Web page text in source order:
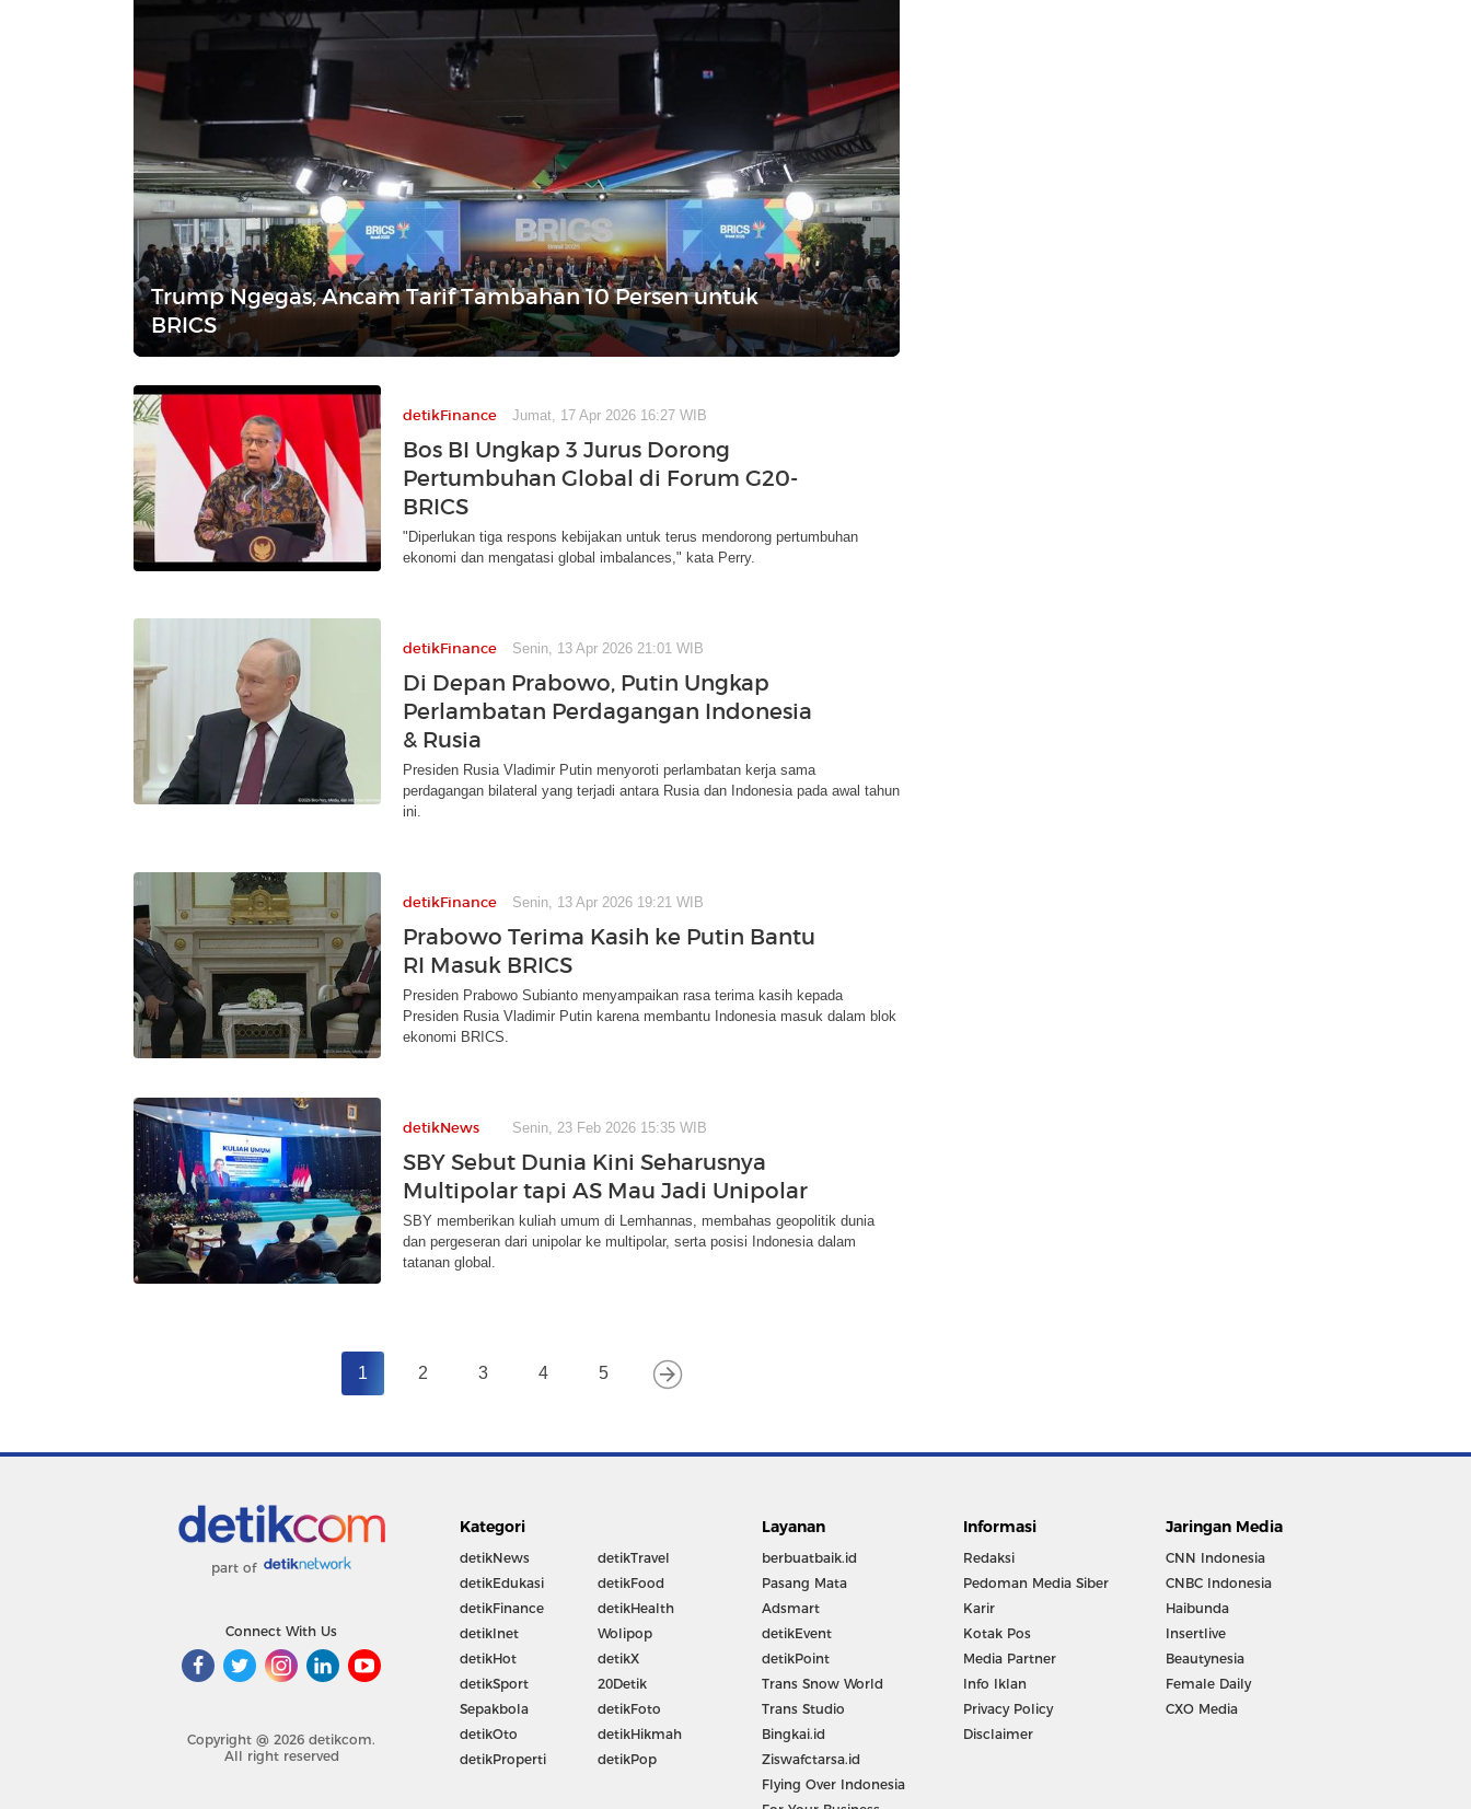
Trump Ngegas, Ancam Tarif Tambahan 10 Persen untuk
BRICS
detikFinance Jumat, 17 Apr 2026 16:27 WIB
Bos BI Ungkap 3 Jurus Dorong
Pertumbuhan Global di Forum G20-
BRICS
"Diperlukan tiga respons kebijakan untuk terus mendorong pertumbuhan
ekonomi dan mengatasi global imbalances," kata Perry.
detikFinance Senin, 13 Apr 2026 21:01 WIB
Di Depan Prabowo, Putin Ungkap
Perlambatan Perdagangan Indonesia
& Rusia
Presiden Rusia Vladimir Putin menyoroti perlambatan kerja sama
perdagangan bilateral yang terjadi antara Rusia dan Indonesia pada awal tahun
ini.
detikFinance Senin, 13 Apr 2026 19:21 WIB
Prabowo Terima Kasih ke Putin Bantu
RI Masuk BRICS
Presiden Prabowo Subianto menyampaikan rasa terima kasih kepada
Presiden Rusia Vladimir Putin karena membantu Indonesia masuk dalam blok
ekonomi BRICS.
detikNews Senin, 23 Feb 2026 15:35 WIB
SBY Sebut Dunia Kini Seharusnya
Multipolar tapi AS Mau Jadi Unipolar
SBY memberikan kuliah umum di Lemhannas, membahas geopolitik dunia
dan pergeseran dari unipolar ke multipolar, serta posisi Indonesia dalam
tatanan global.
1 2 3 4 5
part of
Connect With Us
Copyright @ 2026 detikcom.
All right reserved
Kategori
detikNews
detikEdukasi
detikFinance
detikInet
detikHot
detikSport
Sepakbola
detikOto
detikProperti
detikTravel
detikFood
detikHealth
Wolipop
detikX
20Detik
detikFoto
detikHikmah
detikPop
Layanan
berbuatbaik.id
Pasang Mata
Adsmart
detikEvent
detikPoint
Trans Snow World
Trans Studio
Bingkai.id
Ziswafctarsa.id
Flying Over Indonesia
Informasi
Redaksi
Pedoman Media Siber
Karir
Kotak Pos
Media Partner
Info Iklan
Privacy Policy
Disclaimer
Jaringan Media
CNN Indonesia
CNBC Indonesia
Haibunda
Insertlive
Beautynesia
Female Daily
CXO Media